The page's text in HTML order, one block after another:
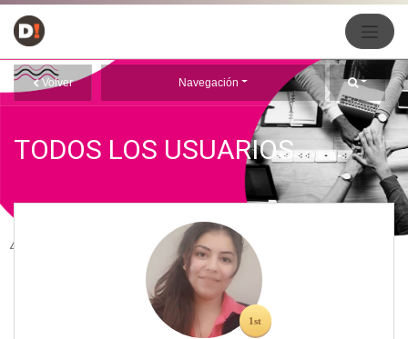
Volver Navegación
TODOS LOS USUARIOS